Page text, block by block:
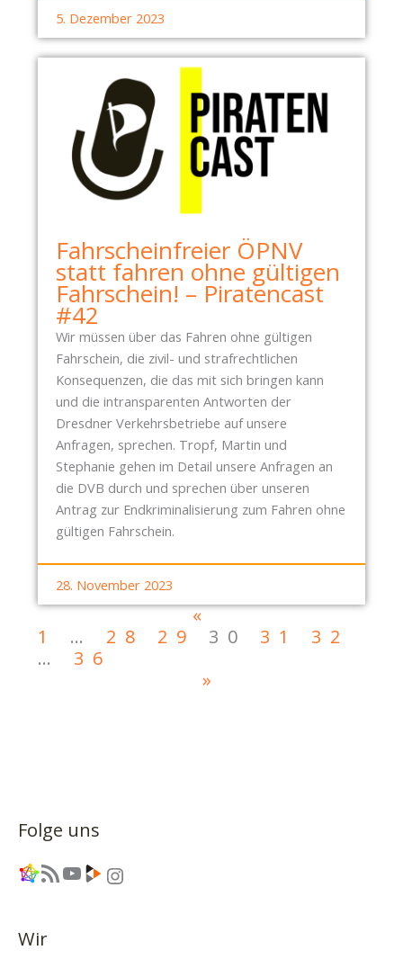
5. Dezember 2023
Fahrscheinfreier ÖPNV
statt fahren ohne gültigen
Fahrschein! – Piratencast
#42
Wir müssen über das Fahren ohne gültigen
Fahrschein, die zivil- und strafrechtlichen
Konsequenzen, die das mit sich bringen kann
und die intransparenten Antworten der
Dresdner Verkehrsbetriebe auf unsere
Anfragen, sprechen. Tropf, Martin und
Stephanie gehen im Detail unsere Anfragen an
die DVB durch und sprechen über unseren
Antrag zur Endkriminalisierung zum Fahren ohne
gültigen Fahrschein.
28. November 2023
«
1
… 28 29 30 31
32
…
36
»
Folge uns
Link RSS-Feed YouTube Link Instagram
Wir